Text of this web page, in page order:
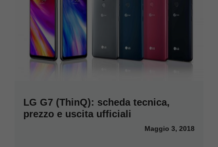
LG G7 (ThinQ): scheda tecnica,
prezzo e uscita ufficiali
Maggio 3, 2018